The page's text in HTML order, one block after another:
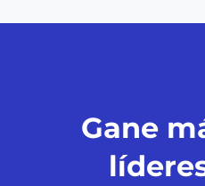
Gane